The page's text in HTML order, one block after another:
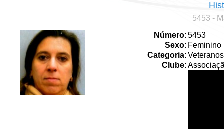
5453 -
Número:5453
Sexo: Feminino
Categoria:Veteranos
Clube: